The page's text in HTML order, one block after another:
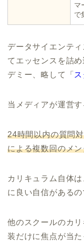
マ
で
データサイエンテ
てエッセンスを詰
デミー、略して「
当メディアが運営す
24時間以内の質問
による複数回のメ
カリキュラム自体
に良い自信がある
他のスクールのカ
装だけに焦点が当